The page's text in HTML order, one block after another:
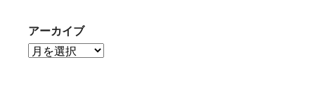
アーカイブ